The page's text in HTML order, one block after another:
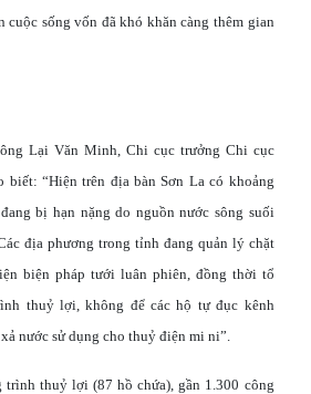
cuộc sống vốn đã khó khăn càng thêm gian
Lại Văn Minh, Chi cục trưởng Chi cục
“Hiện trên địa bàn Sơn La có khoảng
bị hạn nặng do nguồn nước sông suối
địa phương trong tỉnh đang quản lý chặt
biện pháp tưới luân phiên, đồng thời tổ
thuỷ lợi, không để các hộ tự đục kênh
nước sử dụng cho thuỷ điện mi ni”.
trình thuỷ lợi (87 hồ chứa), gần 1.300 công